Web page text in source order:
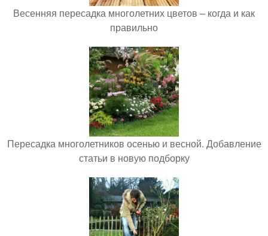
Весенняя пересадка многолетних цветов – когда и как
правильно
Пересадка многолетников осенью и весной. Добавление
статьи в новую подборку